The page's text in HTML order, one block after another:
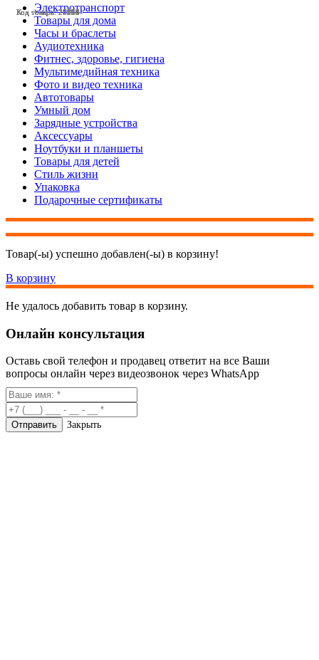
Код товара: 26966
Код товара: 26965
Код товара: 28526
Код товара: 28525
Код товара: 28193
Код товара: 28174
Код товара: 28140
Код товара: 28134
Код товара: 28038
Код товара: 28037
Код товара: 28036
Код товара: 28034
Электротранспорт
Товары для дома
Часы и браслеты
Аудиотехника
Фитнес, здоровье, гигиена
Мультимедийная техника
Фото и видео техника
Автотовары
Умный дом
Зарядные устройства
Аксессуары
Ноутбуки и планшеты
Товары для детей
Стиль жизни
Упаковка
Подарочные сертификаты
Товар(-ы) успешно добавлен(-ы) в корзину!
В корзину
Не удалось добавить товар в корзину.
Онлайн консультация
Оставь свой телефон и продавец ответит на все Ваши
вопросы онлайн через видеозвонок через WhatsApp
Закрыть